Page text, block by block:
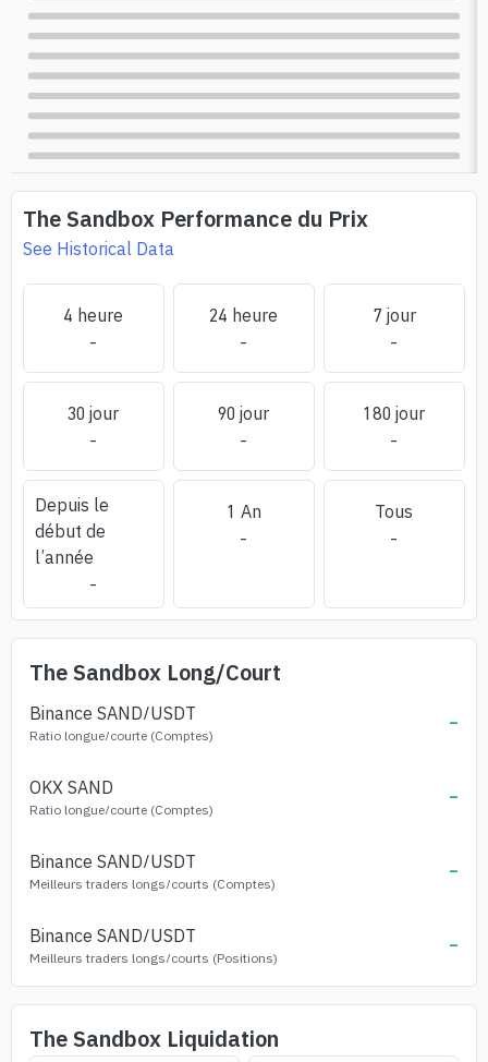
The Sandbox Performance du Prix
See Historical Data
4 heure
-
24 heure
-
7 jour
-
30 jour
-
90 jour
-
180 jour
-
Depuis le
début de
l’année
-
1 An
-
Tous
-
The Sandbox Long/Court
Binance SAND/USDT
Ratio longue/courte (Comptes) -
OKX SAND
Ratio longue/courte (Comptes) -
Binance SAND/USDT
Meilleurs traders longs/courts (Comptes) -
Binance SAND/USDT
Meilleurs traders longs/courts (Positions) -
The Sandbox Liquidation